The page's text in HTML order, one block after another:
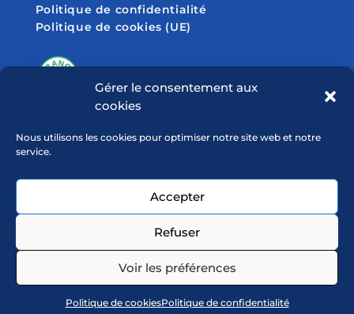
Gérer le consentement aux
cookies
Nous utilisons les cookies pour optimiser notre site web et notre
service.
Accepter
Refuser
Voir les préférences
Politique de cookiesPolitique de confidentialité
Politique de confidentialité
Politique de cookies (UE)
SUIVEZ-NOUS SUR